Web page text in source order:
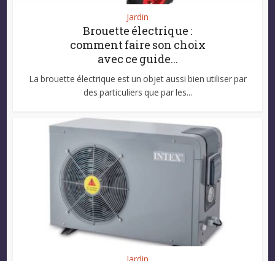
Jardin
Brouette électrique :
comment faire son choix
avec ce guide...
La brouette électrique est un objet aussi bien utiliser par
des particuliers que par les...